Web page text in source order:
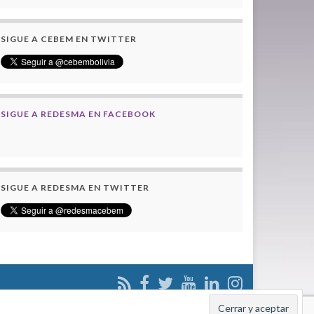
SIGUE A CEBEM EN TWITTER
SIGUE A REDESMA EN FACEBOOK
SIGUE A REDESMA EN TWITTER